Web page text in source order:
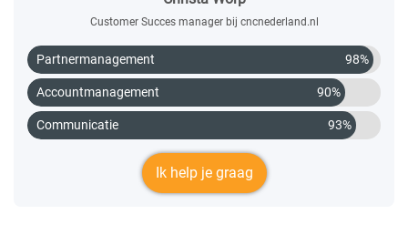
Customer Succes manager bij cncnederland.nl
Partnermanagement 98%
Accountmanagement 90%
Communicatie 93%
Ik help je graag